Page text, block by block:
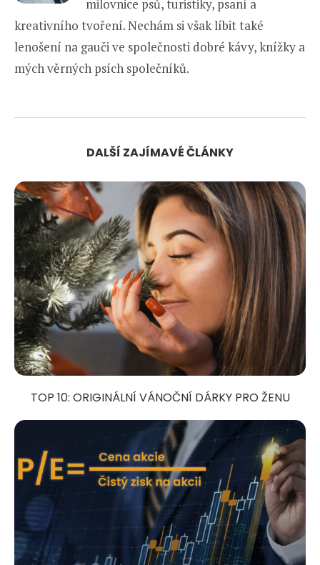
milovnice psů, turistiky, psaní a
kreativního tvoření. Nechám si však líbit také
lenošení na gauči ve společnosti dobré kávy, knížky a
mých věrných psích společníků.
DALŠÍ ZAJÍMAVÉ ČLÁNKY
TOP 10: ORIGINÁLNÍ VÁNOČNÍ DÁRKY PRO ŽENU